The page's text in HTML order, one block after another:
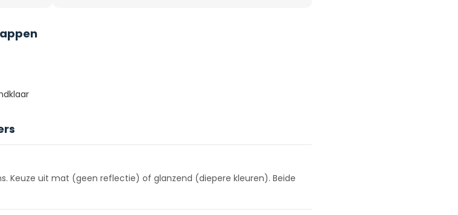
Keuze uit mat (geen reflectie) of glanzend (diepere kleuren). Beide